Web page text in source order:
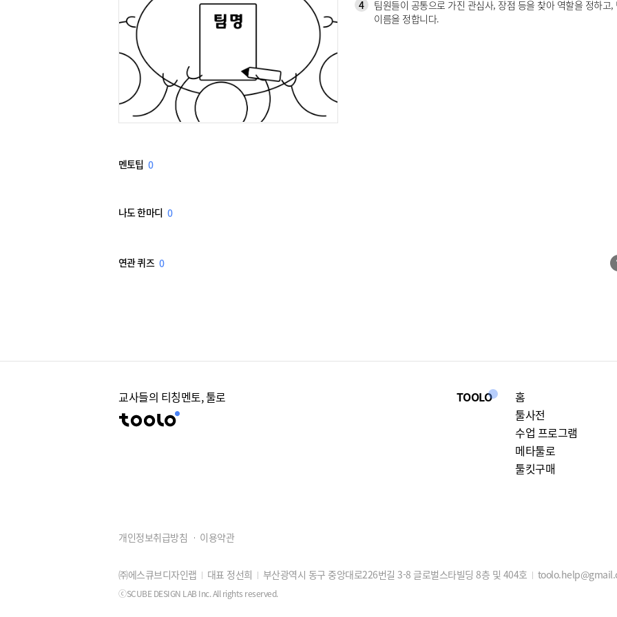
4
팀원들이 공통으로 가진 관심사, 장점 등을 찾아 역할을 정하고,
이름을 정합니다.
멘토팁 0
나도 한마디 0
연관 퀴즈 0
교사들의 티칭멘토, 툴로 TOOLO
홈
툴사전
수업 프로그램
메타툴로
툴킷구매
개인정보취급방침 이용약관
㈜에스큐브디자인랩 대표 정선희 부산광역시 동구 중앙대로226번길 3-8 글로벌스타빌딩 8층 및 404호
ⓒSCUBE DESIGN LAB Inc. All rights reserved.